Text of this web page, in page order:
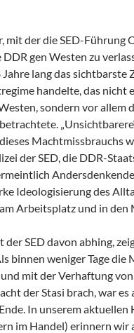
mit der die SED-Führung
gen Westen zu
lang das sichtbarste
handelte, das nicht
sondern vor allem
Machtmissbrauchs
der SED, die DDR-
Ideologisierung des
Arbeitsplatz und in den
SED davon abhing,
binnen weniger Tage die
mit der Verhaftung
der Stasi brach, war es
In unserem aktuellen
im Handel) erinnern wir